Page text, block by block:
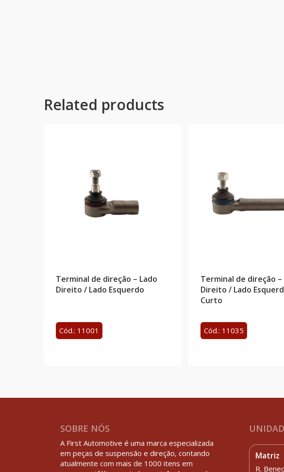
Related products
Terminal de direção – Lado
Direito / Lado Esquerdo
Cód.: 11001
Terminal de direção –
Direito / Lado
Curto
Cód.: 11035
SOBRE NÓS
A First Automotive é uma marca especializada
em peças de suspensão e direção, contando
atualmente com mais de 1000 itens em
Matriz
R.